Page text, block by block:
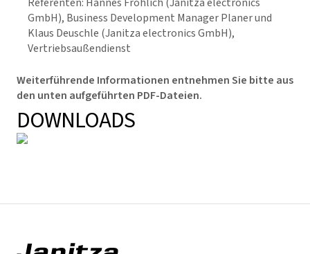
GmbH), Business Development Manager Planer und
Klaus Deuschle (Janitza electronics GmbH),
Vertriebsaußendienst
Weiterführende Informationen entnehmen Sie bitte aus
den unten aufgeführten PDF-Dateien.
DOWNLOADS